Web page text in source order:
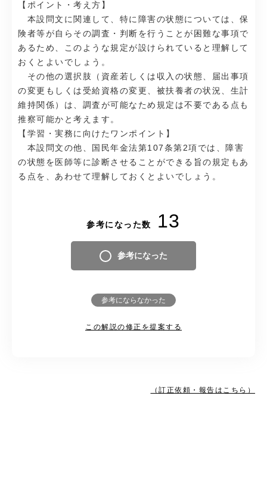
【ポイント・考え方】
本設問文に関連して、特に障害の状態については、保
険者等が自らその調査・判断を行うことが困難な事項で
あるため、このような規定が設けられていると理解して
おくとよいでしょう。
その他の選択肢（ 資産若しくは収入の状態、届出事項
の変更もしくは受給資格の変更、被扶養者の状況、生計
維持関係 ）は、調査が可能なため規定は不要である点も
推察可能かと考えます。
【学習・実務に向けたワンポイント】
本設問文の他、国民年金法第107条第2項では、障害
の状態を医師等に診断させることができる旨の規定もあ
る点を、あわせて理解しておくとよいでしょう。
参考になった数 13
参考になった
参考にならなかった
この解説の修正を提案する
（訂正依頼・報告はこちら）